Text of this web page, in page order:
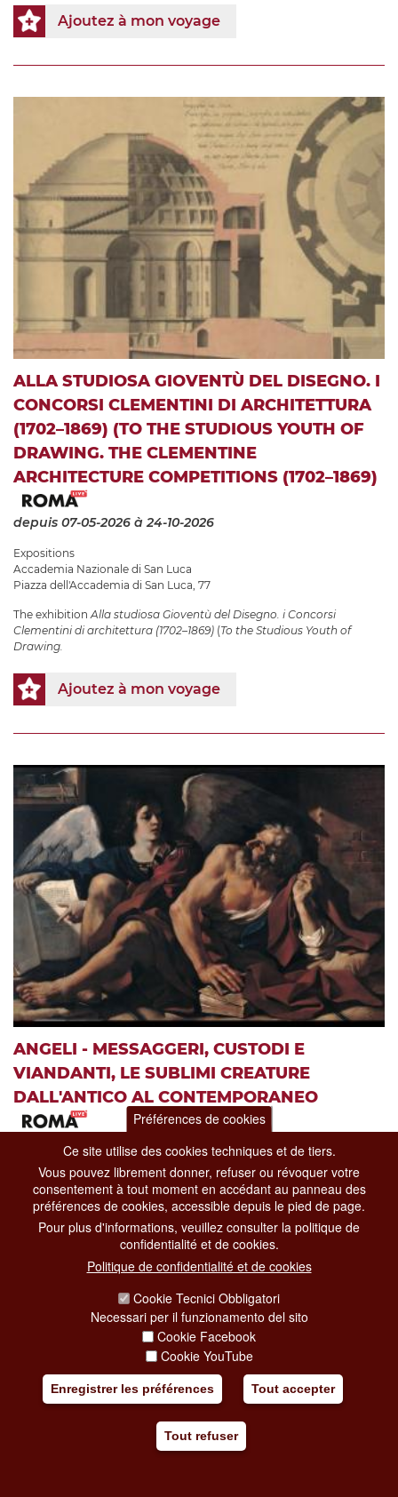
Ajoutez à mon voyage
ALLA STUDIOSA GIOVENTÙ DEL DISEGNO. I
CONCORSI CLEMENTINI DI ARCHITETTURA
(1702–1869) (TO THE STUDIOUS YOUTH OF
DRAWING. THE CLEMENTINE
ARCHITECTURE COMPETITIONS (1702–1869)
depuis 07-05-2026 à 24-10-2026
Expositions
Accademia Nazionale di San Luca
Piazza dell'Accademia di San Luca, 77
The exhibition Alla studiosa Gioventù del Disegno. i Concorsi
Clementini di architettura (1702–1869) (To the Studious Youth of
Drawing.
Ajoutez à mon voyage
ANGELI - MESSAGGERI, CUSTODI E
VIANDANTI, LE SUBLIMI CREATURE
DALL'ANTICO AL CONTEMPORANEO
depuis 13-05-2026 à 01-11-2026
Expositions
Musées du Capitole
Piazza del Campidoglio, 1
The exhibition at theCapitoline Museums, conceived to coincide
with the Jubilee Year and curated byM
Ajoutez à mon voyage
Préférences de cookies
Ce site utilise des cookies techniques et de tiers.
Vous pouvez librement donner, refuser ou révoquer votre
consentement à tout moment en accédant au panneau des
préférences de cookies, accessible depuis le pied de page.
Pour plus d'informations, veuillez consulter la politique de
confidentialité et de cookies.
Politique de confidentialité et de cookies
Cookie Tecnici Obbligatori
Necessari per il funzionamento del sito
Cookie Facebook
Cookie YouTube
Enregistrer les préférences Tout accepter
Tout refuser